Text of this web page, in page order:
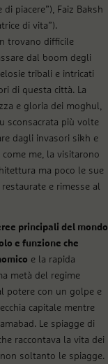
piacere”), Faiz Baksh
di vita”).
trovano difficile
dal boom degli
tribali e intricati
di questa città. La
e gloria dei moghul,
sconsacrata più volte
dagli invasori sikh e
me, la visitarono
ma poco le sue
e rimesse al
principali del mondo
e funzione che
e la rapida
metà del regime
potere con un golpe e
capitale mentre
Le spiagge di
raccontava la vita dei
soltanto le spiagge.